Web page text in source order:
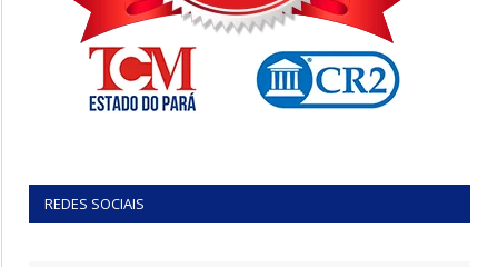
REDES SOCIAIS